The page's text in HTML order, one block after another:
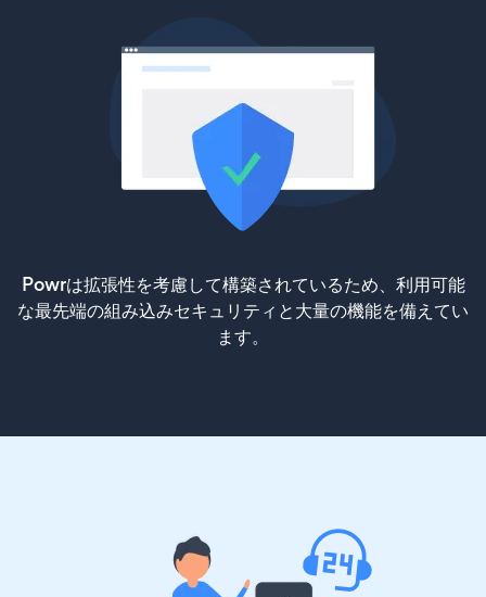
Powrは拡張性を考慮して構築されているため、利用可能
な最先端の組み込みセキュリティと大量の機能を備えてい
ます。